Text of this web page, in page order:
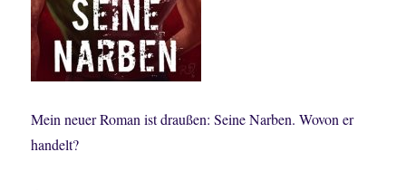
Mein neuer Roman ist draußen: Seine Narben. Wovon er
handelt?